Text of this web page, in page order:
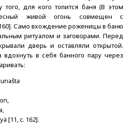
того, для кого топится баня (В этом
живой огонь совмещен с
Само вхождение роженицы в баню
ритуалом и заговорами. Перед
дверь и оставляли открытой.
в себя банного пару через
[11, c. 162].